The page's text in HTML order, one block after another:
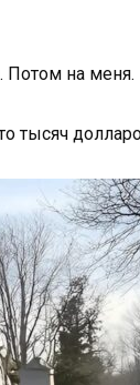
Потом на меня.
тысяч